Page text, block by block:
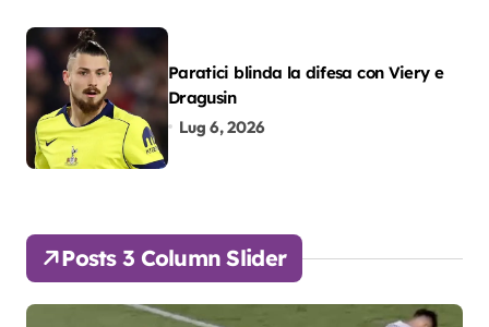
Paratici blinda la difesa con Viery e
Dragusin
Lug 6, 2026
Posts 3 Column Slider